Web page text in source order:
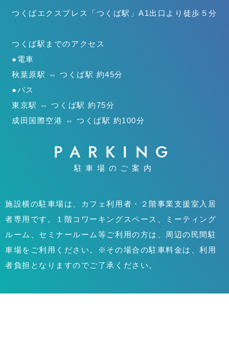
つくばエクスプレス「つくば駅」A1出口より徒歩５分
つくば駅までのアクセス
●電車
秋葉原駅 ⇔ つくば駅 約45分
●バス
東京駅 ⇔ つくば駅 約75分
成田国際空港 ⇔ つくば駅 約100分
PARKING
駐車場のご案内
施設横の駐車場は、カフェ利用者・２階事業支援室入居
者専用です。１階コワーキングスペース、ミーティング
ルーム、セミナールーム等ご利用の方は、周辺の民間駐
車場をご利用ください。※その場合の駐車料金は、利用
者負担となりますのでご了承ください。